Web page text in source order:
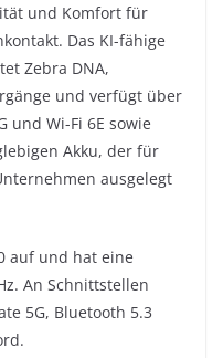
und Komfort für
Das KI-fähige
Zebra DNA,
und verfügt über
und Wi-Fi 6E sowie
Akku, der für
ausgelegt
auf und hat eine
An Schnittstellen
5G, Bluetooth 5.3